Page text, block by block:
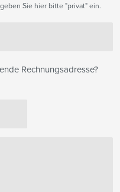
Sie hier bitte "privat" ein.
Rechnungsadresse?